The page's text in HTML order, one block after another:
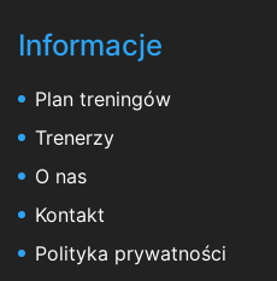
Informacje
Plan treningów
Trenerzy
O nas
Kontakt
Polityka prywatności